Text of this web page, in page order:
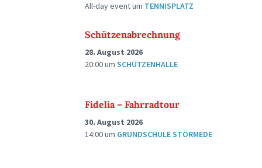
All-day eventum TENNISPLATZ
Schützenabrechnung
28. August 2026
20:00um SCHÜTZENHALLE
Fidelia – Fahrradtour
30. August 2026
14:00um GRUNDSCHULE STÖRMEDE